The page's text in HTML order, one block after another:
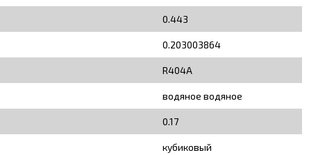
0.443
0.203003864
R404A
водяное водяное
0.17
кубиковый